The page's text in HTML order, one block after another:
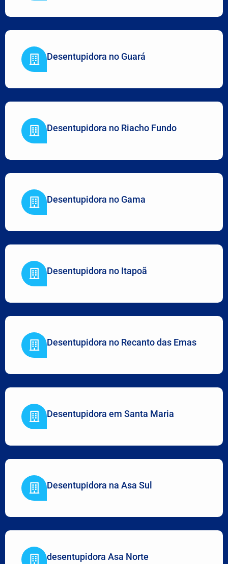
Desentupidora no Guará
Desentupidora no Riacho Fundo
Desentupidora no Gama
Desentupidora no Itapoã
Desentupidora no Recanto das Emas
Desentupidora em Santa Maria
Desentupidora na Asa Sul
desentupidora Asa Norte